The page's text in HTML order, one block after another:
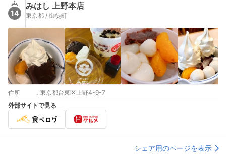
14
みはし 上野本店
東京都 / 御徒町
住所 : 東京都台東区上野4-9-7
外部サイトで見る
シェア用のページを表示